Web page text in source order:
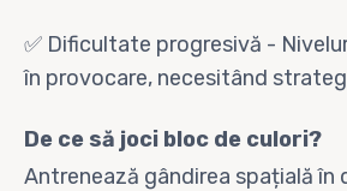
✅ Dificultate progresivă -
în provocare, necesitând
De ce să joci bloc de culori?
Antrenează gândirea spațială în